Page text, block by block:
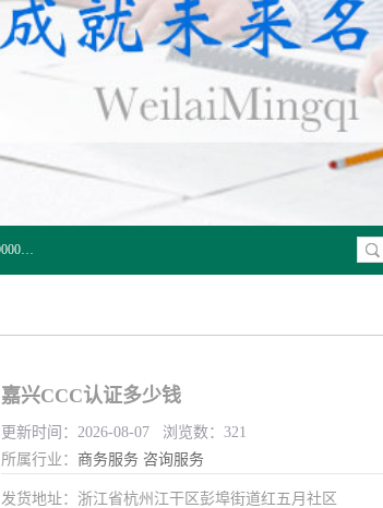
杭州贝安企业管理有限公司:iso咨询,杭州ISO认证,iso认证咨询,国军标认证,iso环境认证,27000信息安全认证,ISO20000信息技术认证,口罩检测报告,32610检测报告,CCRC认证,ISO50001认证,ITSS认证,两化融合认证,出口口罩检测报告等认证代理服务,本公司有近10年的体系咨询经验,能业务覆盖范围南到海南三亚北到新疆阿克苏.
嘉兴CCC认证多少钱
更新时间：2026-08-07 浏览数：321
所属行业： 商务服务 咨询服务
发货地址：浙江省杭州江干区彭埠街道红五月社区